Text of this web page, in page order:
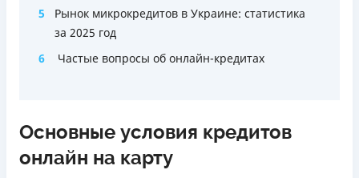
5
Рынок микрокредитов в Украине: статистика
за 2025 год
6
Частые вопросы об онлайн-кредитах
Основные условия кредитов
онлайн на карту